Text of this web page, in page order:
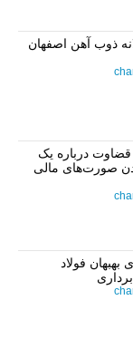
ذوب آهن اصفهان
درباره یک
صورت‌های مالی
فولاد